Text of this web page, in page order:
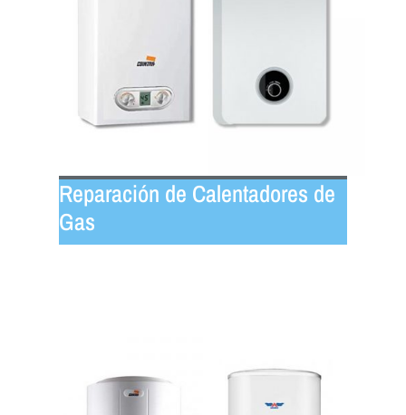
Reparación de Calentadores de
Gas